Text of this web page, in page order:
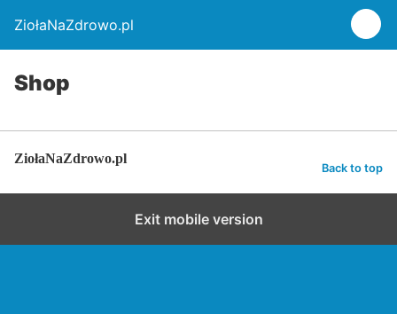
ZiołaNaZdrowo.pl
Shop
ZiołaNaZdrowo.pl
Back to top
Exit mobile version